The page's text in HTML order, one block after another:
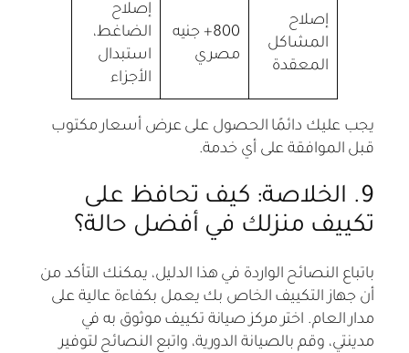
إصلاح
المشاكل
المعقدة
800+ جنيه
مصري
إصلاح
الضاغط،
استبدال
الأجزاء
يجب عليك دائمًا الحصول على عرض أسعار مكتوب
قبل الموافقة على أي خدمة.
9. الخلاصة: كيف تحافظ على
تكييف منزلك في أفضل حالة؟
باتباع النصائح الواردة في هذا الدليل، يمكنك التأكد من
أن جهاز التكييف الخاص بك يعمل بكفاءة عالية على
مدار العام. اختر مركز صيانة تكييف موثوق به في
مدينتي، وقم بالصيانة الدورية، واتبع النصائح لتوفير